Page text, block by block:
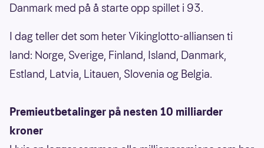
Danmark med på å starte opp spillet i 93.
I dag teller det som heter Vikinglotto-alliansen ti
land: Norge, Sverige, Finland, Island, Danmark,
Estland, Latvia, Litauen, Slovenia og Belgia.
Premieutbetalinger på nesten 10 milliarder
kroner